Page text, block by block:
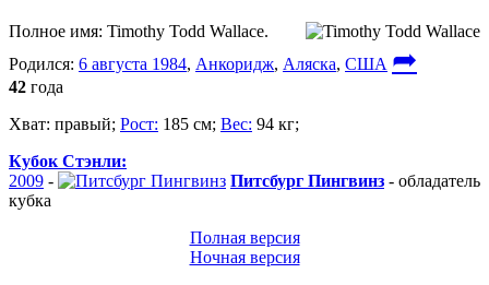
Полное имя: Timothy Todd Wallace.
Родился: 6 августа 1984, Анкоридж, Аляска, США ➦
42 года
Хват: правый; Рост: 185 см; Вес: 94 кг;
Кубок Стэнли:
2009 - Питсбург Пингвинз - обладатель
кубка
Полная версия
Ночная версия